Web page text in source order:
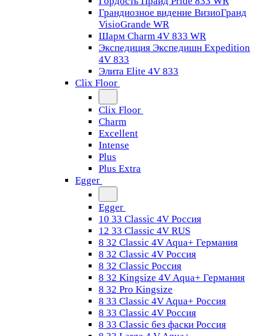
Грандиозное видение ВизиоГранд
VisioGrande WR
Шарм Charm 4V 833 WR
Экспедиция Экспедишн Expedition
4V 833
Элита Elite 4V 833
Clix Floor
Clix Floor
Charm
Excellent
Intense
Plus
Plus Extra
Egger
Egger
10 33 Classic 4V Россия
12 33 Classic 4V RUS
8 32 Classic 4V Aqua+ Германия
8 32 Classic 4V Россия
8 32 Classic Россия
8 32 Kingsize 4V Aqua+ Германия
8 32 Pro Kingsize
8 33 Classic 4V Aqua+ Россия
8 33 Classic 4V Россия
8 33 Classic без фаски Россия